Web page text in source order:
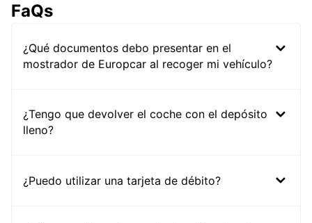
FaQs
¿Qué documentos debo presentar en el
mostrador de Europcar al recoger mi vehículo?
¿Tengo que devolver el coche con el depósito
lleno?
¿Puedo utilizar una tarjeta de débito?